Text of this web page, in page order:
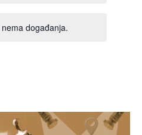
događanja.